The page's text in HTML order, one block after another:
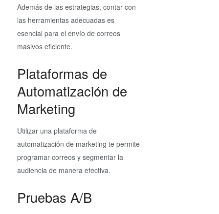
Además de las estrategias, contar con
las herramientas adecuadas es
esencial para el envío de correos
masivos eficiente.
Plataformas de
Automatización de
Marketing
Utilizar una plataforma de
automatización de marketing te permite
programar correos y segmentar la
audiencia de manera efectiva.
Pruebas A/B